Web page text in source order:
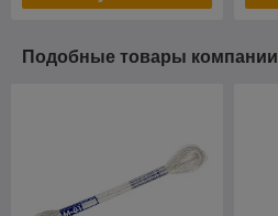
Подобные товары компании